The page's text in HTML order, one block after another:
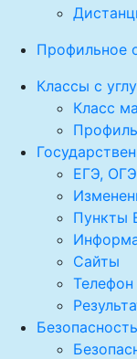
Профильное
Классы с
Класс
ЕГЭ, ОГЭ
Пункты
Сайты